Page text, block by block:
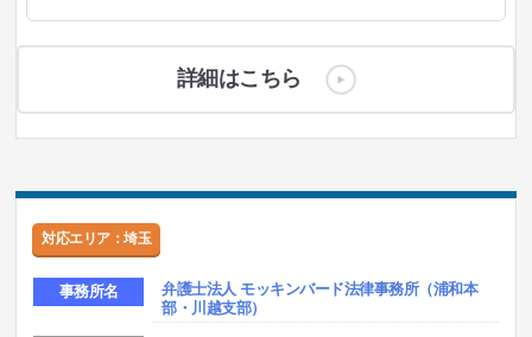
詳細はこちら
対応エリア：埼玉
事務所名
弁護士法人 モッキンバード法律事務所（浦和本
部・川越支部）